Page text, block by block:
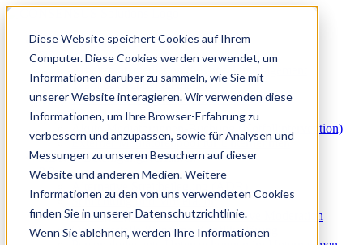
Diese Website speichert Cookies auf Ihrem
Computer. Diese Cookies werden verwendet, um
Informationen darüber zu sammeln, wie Sie mit
unserer Website interagieren. Wir verwenden diese
Informationen, um Ihre Browser-Erfahrung zu
verbessern und anzupassen, sowie für Analysen und
Messungen zu unseren Besuchern auf dieser
Website und anderen Medien. Weitere
Informationen zu den von uns verwendeten Cookies
finden Sie in unserer Datenschutzrichtlinie.
Wenn Sie ablehnen, werden Ihre Informationen
Mediation & Konfliktlösung
3 2
Team & Gruppenmediation
Konfliktberatung & Konfliktcoaching
Wirtschaftsmediation
Akute Mediator:innen-Buchung (Notfallintervention)
Externer Mediatorenpool für Unternehmen
ADR & Beteiligungsverfahren
3 2
Schlichtung und Moderation
Beteiligungsverfahren und Mediative Moderation
Ombudsstelle & Interne Konfliktklärung